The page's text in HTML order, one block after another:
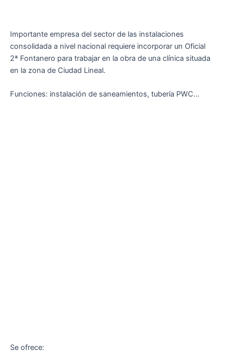
Importante empresa del sector de las instalaciones
consolidada a nivel nacional requiere incorporar un Oficial
2ª Fontanero para trabajar en la obra de una clínica situada
en la zona de Ciudad Lineal.
Funciones: instalación de saneamientos, tubería PWC…
Se ofrece: